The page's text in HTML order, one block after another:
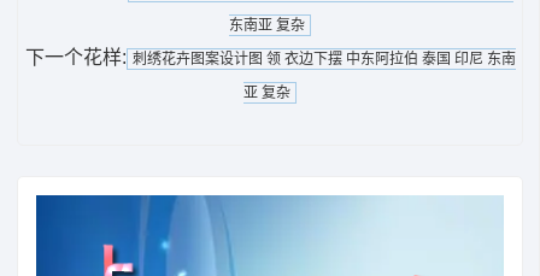
东南亚 复杂
下一个花样: 刺绣花卉图案设计图 领 衣边下摆 中东阿拉伯 泰国 印尼 东南
亚 复杂